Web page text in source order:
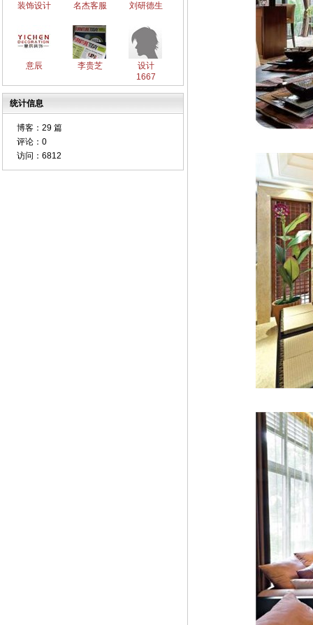
装饰设计 名杰客服 刘研德生
意辰 李贵芝
设计
1667
统计信息
博客： 29 篇
评论： 0
访问： 6812